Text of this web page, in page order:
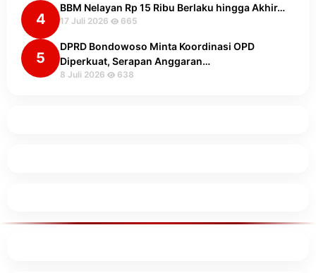
4
BBM Nelayan Rp 15 Ribu Berlaku hingga Akhir…
17 Juli 2026 665
5
DPRD Bondowoso Minta Koordinasi OPD
Diperkuat, Serapan Anggaran…
8 Juli 2026 638